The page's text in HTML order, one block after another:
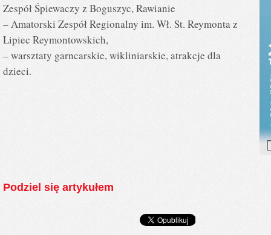
Zespół Śpiewaczy z Boguszyc, Rawianie
– Amatorski Zespół Regionalny im. Wł. St. Reymonta z
Lipiec Reymontowskich,
– warsztaty garncarskie, wikliniarskie, atrakcje dla
dzieci.
Podziel się artykułem